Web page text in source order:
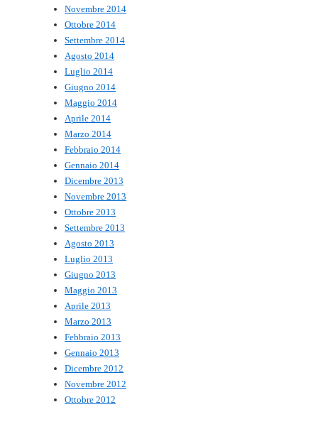
Novembre 2014
Ottobre 2014
Settembre 2014
Agosto 2014
Luglio 2014
Giugno 2014
Maggio 2014
Aprile 2014
Marzo 2014
Febbraio 2014
Gennaio 2014
Dicembre 2013
Novembre 2013
Ottobre 2013
Settembre 2013
Agosto 2013
Luglio 2013
Giugno 2013
Maggio 2013
Aprile 2013
Marzo 2013
Febbraio 2013
Gennaio 2013
Dicembre 2012
Novembre 2012
Ottobre 2012